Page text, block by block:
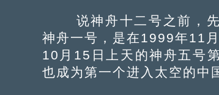
说神舟十二号之前，先
神舟一号，是在1999年11
10月15日上天的神舟五号
也成为第一个进入太空的中